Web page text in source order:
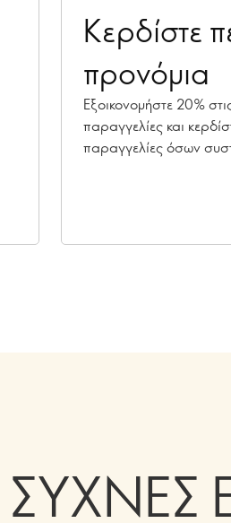
Κερδίστε
προνόμια
Εξοικονομήστε 20%
παραγγελίες και
παραγγελίες όσων
ΣΥΧΝΕΣ